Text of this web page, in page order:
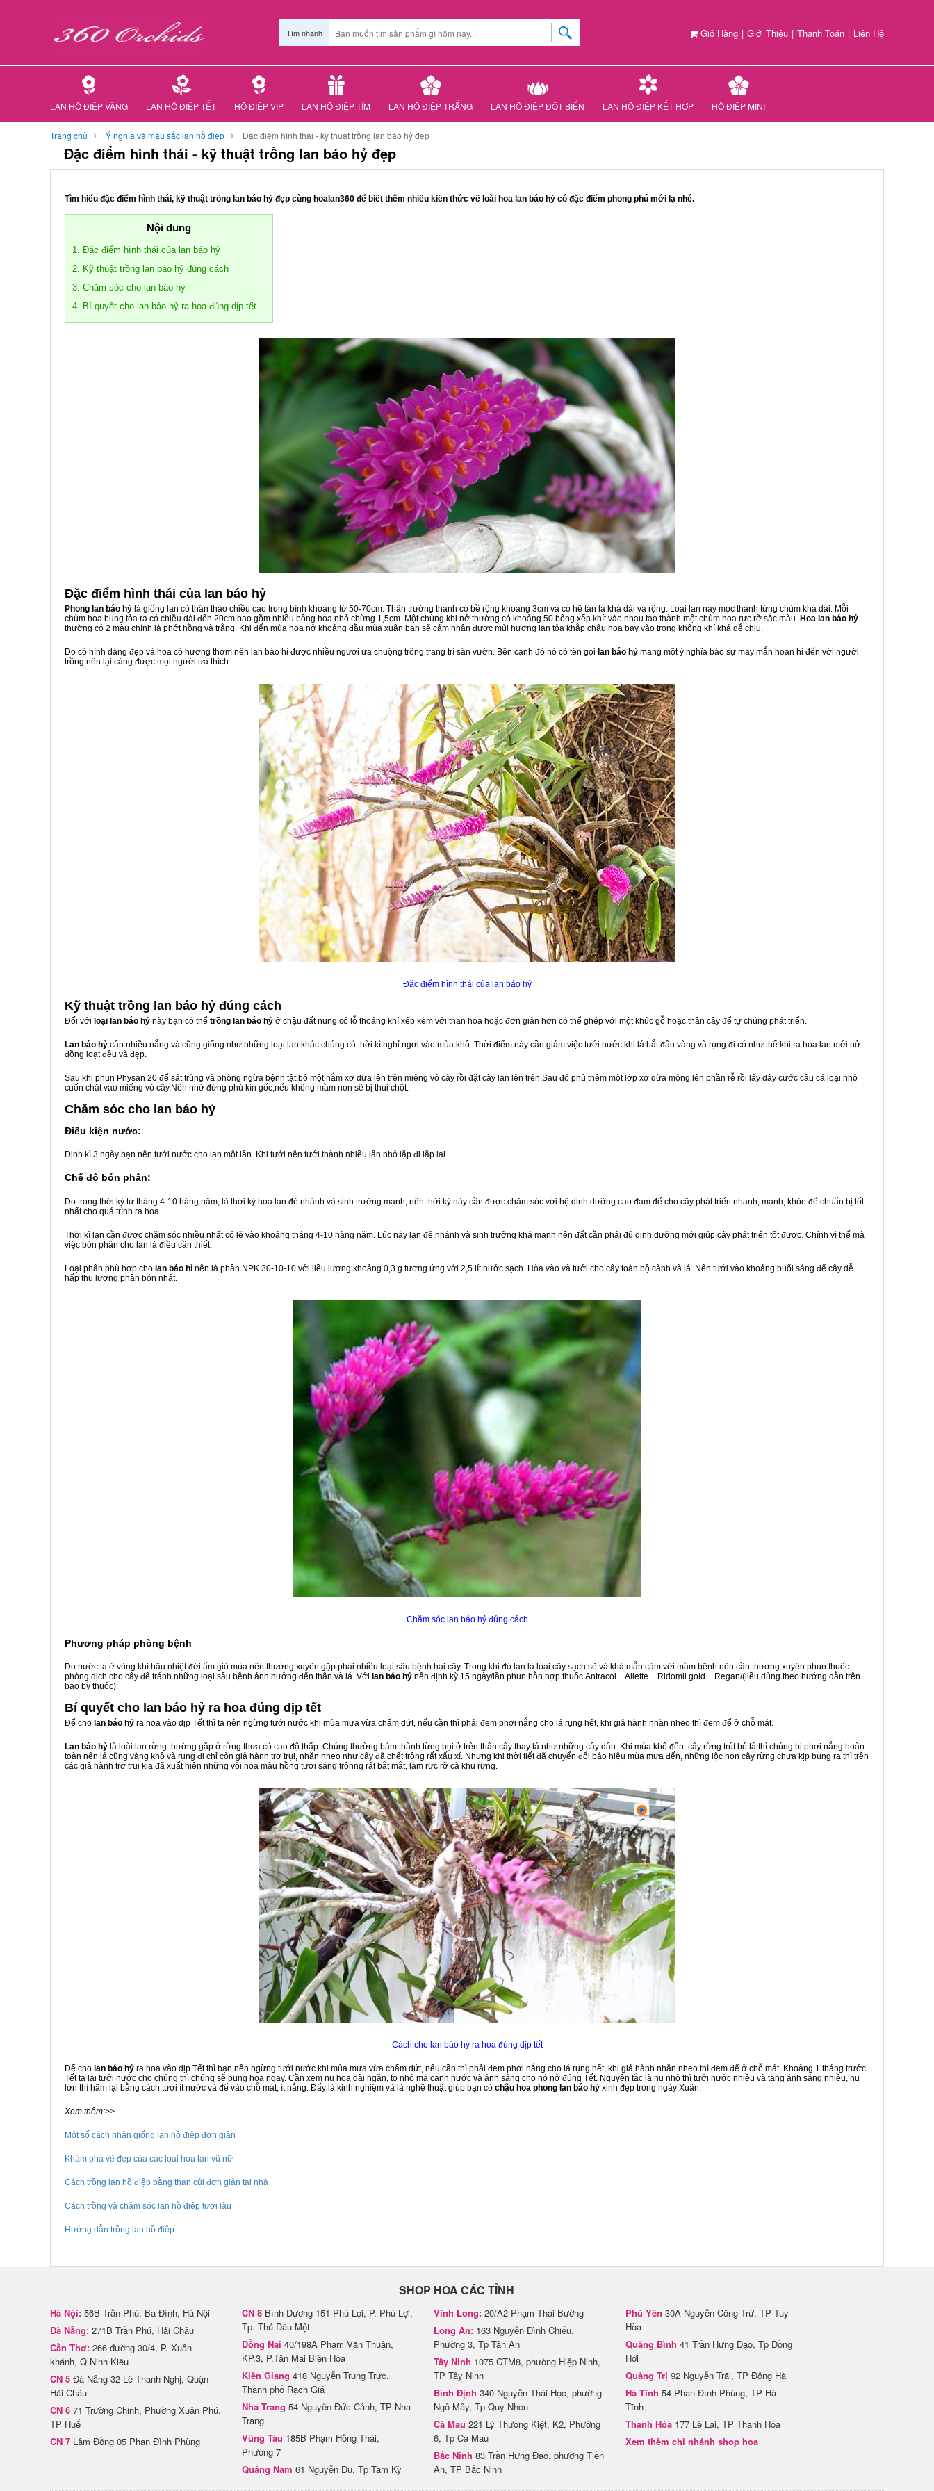
Giỏ Hàng | Giới Thiệu | Thanh Toán | Liên Hệ
Tìm nhanh
LAN HỒ ĐIỆP VÀNG LAN HỒ ĐIỆP TẾT HỒ ĐIỆP VIP LAN HỒ ĐIỆP TÍM LAN HỒ ĐIỆP TRẮNG LAN HỒ ĐIỆP ĐỘT BIẾN LAN HỒ ĐIỆP KẾT HỢP HỒ ĐIỆP MINI
Trang chủ Ý nghĩa và màu sắc lan hồ điệp Đặc điểm hình thái - kỹ thuật trồng lan báo hỷ đẹp
Đặc điểm hình thái - kỹ thuật trồng lan báo hỷ đẹp
Tìm hiểu đặc điểm hình thái, kỹ thuật trồng lan báo hỷ đẹp cùng hoalan360 để biết thêm nhiều kiến thức về loài hoa lan báo hỷ có đặc điểm phong phú mới lạ nhé.
Nội dung
1. Đặc điểm hình thái của lan báo hỷ
2. Kỹ thuật trồng lan báo hỷ đúng cách
3. Chăm sóc cho lan báo hỷ
4. Bí quyết cho lan báo hỷ ra hoa đúng dịp tết
Đặc điểm hình thái của lan báo hỷ
Phong lan báo hỷ là giống lan có thân thảo chiều cao trung bình khoảng từ 50-70cm. Thân trưởng thành có bề rộng khoảng 3cm và có hệ tán lá khá dài và rộng. Loại lan này mọc thành từng chùm khá dài. Mỗi
chùm hoa bung tỏa ra có chiều dài đến 20cm bao gồm nhiều bông hoa nhỏ chừng 1,5cm. Một chùng khi nở thường có khoảng 50 bông xếp khít vào nhau tạo thành một chùm hoa rực rỡ sắc màu. Hoa lan báo hỷ
thường có 2 màu chính là phớt hồng và trắng. Khi đến mùa hoa nở khoảng đầu mùa xuân bạn sẽ cảm nhận được mùi hương lan tỏa khắp chậu hoa bay vào trong không khí khá dễ chịu.
Do có hình dáng đẹp và hoa có hương thơm nên lan báo hỉ được nhiều người ưa chuộng trông trang trí sân vườn. Bên cạnh đó nó có tên gọi lan báo hỷ mang một ý nghĩa báo sự may mắn hoan hỉ đến với người
trồng nên lại càng được mọi người ưa thích.
Đặc điểm hình thái của lan báo hỷ
Kỹ thuật trồng lan báo hỷ đúng cách
Đối với loại lan báo hỷ này bạn có thể trồng lan báo hỷ ở chậu đất nung có lỗ thoáng khí xếp kèm với than hoa hoặc đơn giản hơn có thể ghép với một khúc gỗ hoặc thân cây để tự chúng phát triển.
Lan báo hỷ cần nhiều nắng và cũng giống như những loại lan khác chúng có thời kì nghỉ ngơi vào mùa khô. Thời điểm này cần giảm việc tưới nước khi lá bắt đầu vàng và rụng đi có như thế khi ra hoa lan mới nở
đồng loạt đều và đẹp.
Sau khi phun Physan 20 để sát trùng và phòng ngừa bệnh tật,bỏ một nắm xơ dừa lên trên miêng vỏ cây rồi đặt cây lan lên trên.Sau đó phủ thêm một lớp xơ dừa mỏng lên phần rễ rồi lấy dây cước câu cá loại nhỏ
cuốn chặt vào miếng vỏ cây.Nên nhớ đừng phủ kín gốc,nếu không mầm non sẽ bị thui chột.
Chăm sóc cho lan báo hỷ
Điều kiện nước:
Định kì 3 ngày bạn nên tưới nước cho lan một lần. Khi tưới nên tưới thành nhiều lần nhỏ lặp đi lặp lại.
Chế độ bón phân:
Do trong thời kỳ từ tháng 4-10 hàng năm, là thời kỳ hoa lan đẻ nhánh và sinh trưởng mạnh, nên thời kỳ này cần được chăm sóc với hệ dinh dưỡng cao đạm để cho cây phát triển nhanh, mạnh, khỏe để chuẩn bị tốt
nhất cho quá trình ra hoa.
Thời kì lan cần được chăm sóc nhiều nhất có lẽ vào khoảng tháng 4-10 hàng năm. Lúc này lan đẻ nhánh và sinh trưởng khá mạnh nên đất cần phải đủ dinh dưỡng mới giúp cây phát triển tốt được. Chính vì thế mà
việc bón phân cho lan là điều cần thiết.
Loại phân phù hợp cho lan báo hỉ nên là phân NPK 30-10-10 với liều lượng khoảng 0,3 g tương ứng với 2,5 lít nước sạch. Hòa vào và tưới cho cây toàn bộ cành và lá. Nên tưới vào khoảng buổi sáng để cây dễ
hấp thụ lượng phân bón nhất.
Chăm sóc lan báo hỷ đúng cách
Phương pháp phòng bệnh
Do nước ta ở vùng khí hậu nhiệt đới ẩm gió mùa nên thường xuyên gặp phải nhiều loại sâu bệnh hại cây. Trong khi đó lan là loại cây sạch sẽ và khá mẫn cảm với mầm bệnh nên cần thường xuyên phun thuốc
phòng dịch cho cây để tránh những loại sâu bệnh ảnh hưởng đến thân và lá. Với lan báo hỷ nên định kỳ 15 ngày/lần phun hỗn hợp thuốc.Antracol + Aliette + Ridomil gold + Regan/(liều dùng theo hướng dẫn trên
bao bỳ thuốc)
Bí quyết cho lan báo hỷ ra hoa đúng dịp tết
Để cho lan báo hỷ ra hoa vào dịp Tết thì ta nên ngừng tưới nước khi mùa mưa vừa chấm dứt, nếu cần thì phải đem phơi nắng cho lá rụng hết, khi giả hành nhăn nheo thì đem để ở chỗ mát.
Lan báo hỷ là loài lan rừng thường gặp ở rừng thưa có cao độ thấp. Chúng thường bám thành từng bụi ở trên thân cây thay lá như những cây dầu. Khi mùa khô đến, cây rừng trút bỏ lá thì chúng bị phơi nắng hoàn
toàn nên lá cũng vàng khô và rụng đi chỉ còn giả hành trơ trụi, nhăn nheo như cây đã chết trông rất xấu xí. Nhưng khi thời tiết đã chuyển đổi báo hiệu mùa mưa đến, những lộc non cây rừng chưa kịp bung ra thì trên
các giả hành trơ trụi kia đã xuất hiện những vòi hoa màu hồng tươi sáng trônng rất bắt mắt, làm rực rỡ cả khu rừng.
Cách cho lan báo hỷ ra hoa đúng dịp tết
Để cho lan báo hỷ ra hoa vào dịp Tết thì bạn nên ngừng tưới nước khi mùa mưa vừa chấm dứt, nếu cần thì phải đem phơi nắng cho lá rụng hết, khi giả hành nhăn nheo thì đem để ở chỗ mát. Khoảng 1 tháng trước
Tết ta lại tưới nước cho chúng thì chúng sẽ bung hoa ngay. Cần xem nụ hoa dài ngắn, to nhỏ mà canh nước và ánh sáng cho nó nở đúng Tết. Nguyên tắc là nụ nhỏ thì tưới nước nhiều và tăng ánh sáng nhiều, nụ
lớn thì hãm lại bằng cách tưới ít nước và để vào chỗ mát, ít nắng. Đấy là kinh nghiệm và là nghệ thuật giúp bạn có chậu hoa phong lan báo hỷ xinh đẹp trong ngày Xuân.
Xem thêm:>>
Một số cách nhân giống lan hồ điệp đơn giản
Khám phá vẻ đẹp của các loài hoa lan vũ nữ
Cách trồng lan hồ điệp bằng than củi đơn giản tại nhà
Cách trồng và chăm sóc lan hồ điệp tươi lâu
Hướng dẫn trồng lan hồ điệp
SHOP HOA CÁC TỈNH
Hà Nội: 56B Trần Phú, Ba Đình, Hà Nội
Đà Nẵng: 271B Trần Phú, Hải Châu
Cần Thơ: 266 đường 30/4, P. Xuân
khánh, Q.Ninh Kiều
CN 5 Đà Nẵng 32 Lê Thanh Nghị, Quận
Hải Châu
CN 6 71 Trường Chinh, Phường Xuân Phú,
TP Huế
CN 7 Lâm Đồng 05 Phan Đình Phùng
CN 8 Bình Dương 151 Phú Lợi, P. Phú Lợi,
Tp. Thủ Dầu Một
Đồng Nai 40/198A Phạm Văn Thuận,
KP.3, P.Tân Mai Biên Hòa
Kiên Giang 418 Nguyễn Trung Trực,
Thành phố Rạch Giá
Nha Trang 54 Nguyễn Đức Cảnh, TP Nha
Trang
Vũng Tàu 185B Phạm Hồng Thái,
Phường 7
Quảng Nam 61 Nguyễn Du, Tp Tam Kỳ
Vĩnh Long: 20/A2 Phạm Thái Bường
Long An: 163 Nguyễn Đình Chiểu,
Phường 3, Tp Tân An
Tây Ninh 1075 CTM8, phường Hiệp Ninh,
TP Tây Ninh
Bình Định 340 Nguyễn Thái Học, phường
Ngô Mây, Tp Quy Nhơn
Cà Mau 221 Lý Thường Kiệt, K2, Phường
6, Tp Cà Mau
Bắc Ninh 83 Trần Hưng Đạo, phường Tiền
An, TP Bắc Ninh
Phú Yên 30A Nguyễn Công Trứ, TP Tuy
Hòa
Quảng Bình 41 Trần Hưng Đạo, Tp Đồng
Hới
Quảng Trị 92 Nguyễn Trãi, TP Đông Hà
Hà Tĩnh 54 Phan Đình Phùng, TP Hà
Tĩnh
Thanh Hóa 177 Lê Lai, TP Thanh Hóa
Xem thêm chi nhánh shop hoa